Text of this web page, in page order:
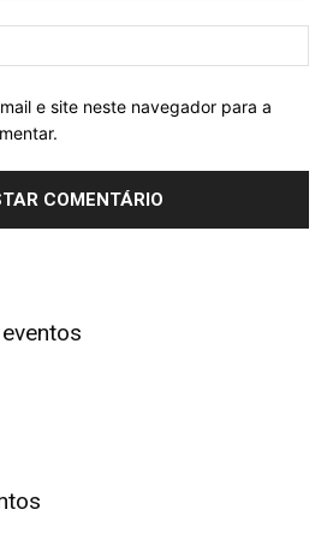
e site neste navegador para a